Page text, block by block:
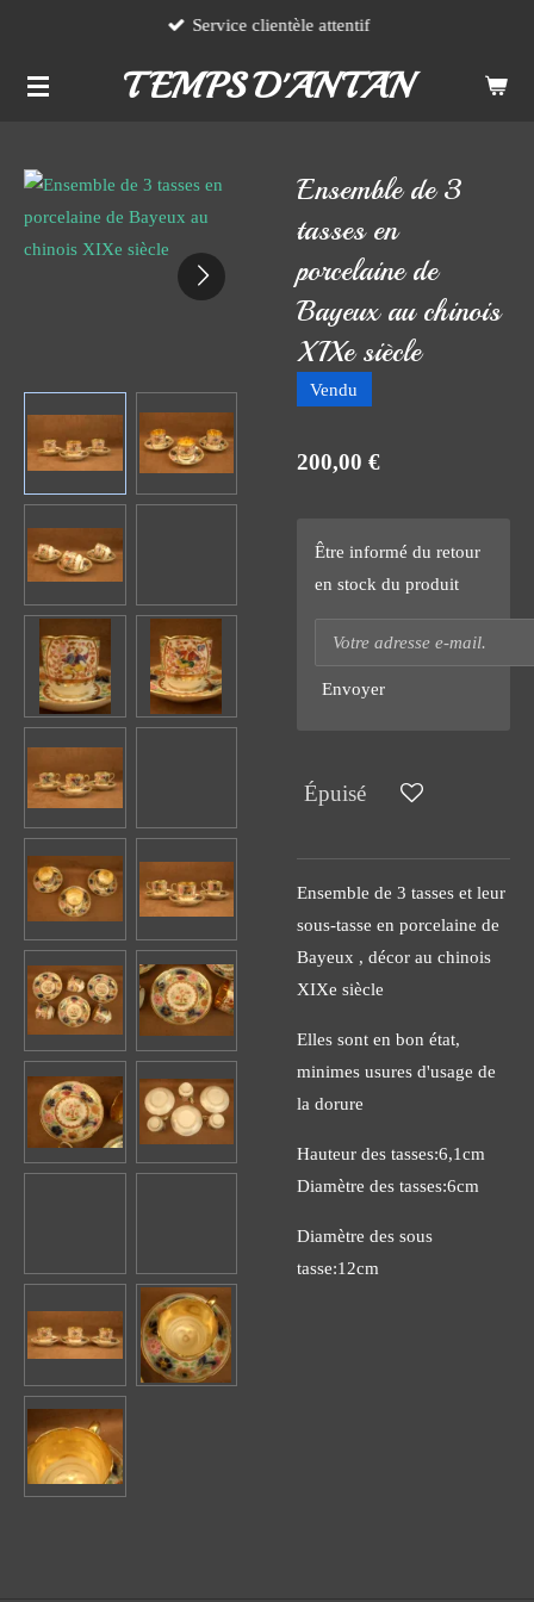
contenu
TEMPS D'ANTAN
Service clientèle attentif
Ensemble de 3
tasses en
porcelaine de
Bayeux au chinois
XIXe siècle
Vendu
200,00 €
Être informé du retour
en stock du produit
Envoyer
Épuisé
Ensemble de 3 tasses et leur
sous-tasse en porcelaine de
Bayeux , décor au chinois
XIXe siècle
Elles sont en bon état,
minimes usures d'usage de
la dorure
Hauteur des tasses:6,1cm
Diamètre des tasses:6cm
Diamètre des sous
tasse:12cm